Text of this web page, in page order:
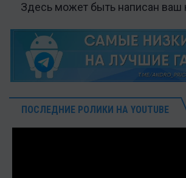
Здесь может быть написан ваш
ПОСЛЕДНИЕ РОЛИКИ НА YOUTUBE